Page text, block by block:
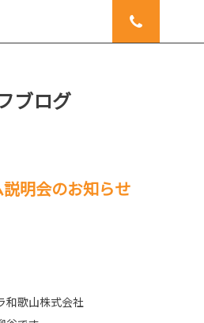
ブログ
明会のお知らせ
和歌山株式会社